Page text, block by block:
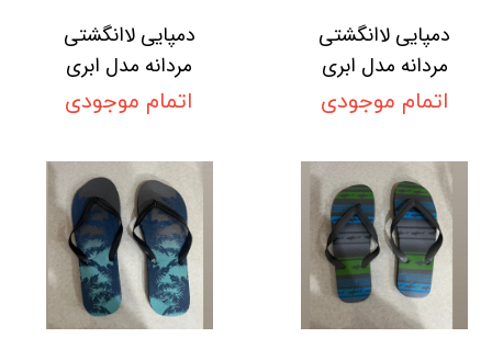
دمپایی لاانگشتی
مردانه مدل ابری
اتمام موجودی
دمپایی لاانگشتی
مردانه مدل ابری
اتمام موجودی